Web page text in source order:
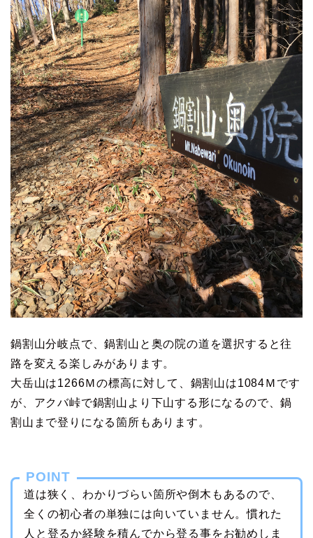
鍋割山分岐点で、鍋割山と奥の院の道を選択すると往
路を変える楽しみがあります。
大岳山は1266Ｍの標高に対して、鍋割山は1084Ｍです
が、アクバ峠で鍋割山より下山する形になるので、鍋
割山まで登りになる箇所もあります。
POINT
道は狭く、わかりづらい箇所や倒木もあるので、
全くの初心者の単独には向いていません。慣れた
人と登るか経験を積んでから登る事をお勧めしま